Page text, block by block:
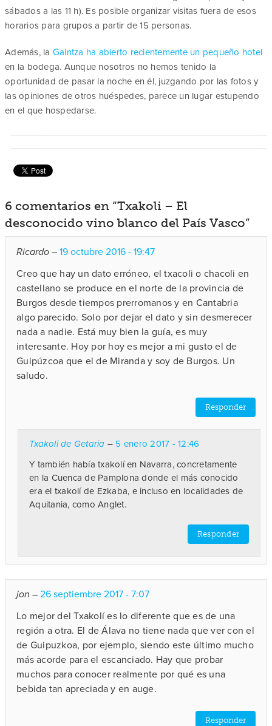
sábados a las 11 h). Es posible organizar visitas fuera de esos
horarios para grupos a partir de 15 personas.
Además, la Gaintza ha abierto recientemente un pequeño hotel
en la bodega. Aunque nosotros no hemos tenido la
oportunidad de pasar la noche en él, juzgando por las fotos y
las opiniones de otros huéspedes, parece un lugar estupendo
en el que hospedarse.
6 comentarios en “Txakoli – El
desconocido vino blanco del País Vasco”
Ricardo–19 octubre 2016 - 19:47
Creo que hay un dato erróneo, el txacoli o chacoli en
castellano se produce en el norte de la provincia de
Burgos desde tiempos prerromanos y en Cantabria
algo parecido. Solo por dejar el dato y sin desmerecer
nada a nadie. Está muy bien la guía, es muy
interesante. Hoy por hoy es mejor a mi gusto el de
Guipúzcoa que el de Miranda y soy de Burgos. Un
saludo.
Responder
Txakoli de Getaria – 5 enero 2017 - 12:46
Y también había txakolí en Navarra, concretamente
en la Cuenca de Pamplona donde el más conocido
era el txakolí de Ezkaba, e incluso en localidades de
Aquitania, como Anglet.
Responder
jon –26 septiembre 2017 - 7:07
Lo mejor del Txakolí es lo diferente que es de una
región a otra. El de Álava no tiene nada que ver con el
de Guipuzkoa, por ejemplo, siendo este último mucho
más acorde para el escanciado. Hay que probar
muchos para conocer realmente por qué es una
bebida tan apreciada y en auge.
Responder